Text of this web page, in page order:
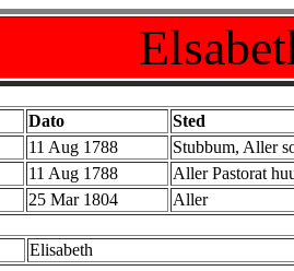
Dato
Sted
11 Aug 1788
Stubbum, Aller
11 Aug 1788
Aller Pastorat
25 Mar 1804 Aller
Elisabeth